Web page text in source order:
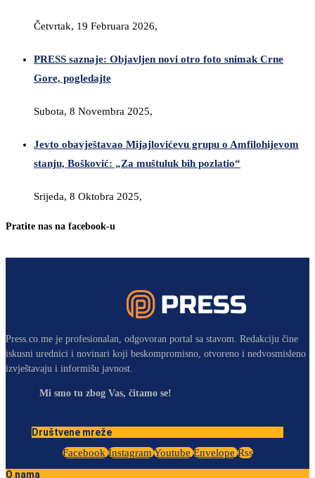
Četvrtak, 19 Februara 2026,
PRESS saznaje: Objavljen novi otro foto snimak Crne
Gore, pogledajte
Subota, 8 Novembra 2025,
Jevto obavještavao Mijajlovićevu grupu o Amfilohijevom
stanju, Bošković: „Za muštuluk bih pozlatio“
Srijeda, 8 Oktobra 2025,
Pratite nas na facebook-u
Press.co.me je profesionalan, odgovoran portal sa stavom. Redakciju čine
iskusni urednici i novinari koji beskompromisno, otvoreno i nedvosmisleno
izvještavaju i informišu javnost.
Mi smo tu zbog Vas, čitamo se!
Društvene mreže
Facebook Instagram Youtube Envelope Rss
O nama